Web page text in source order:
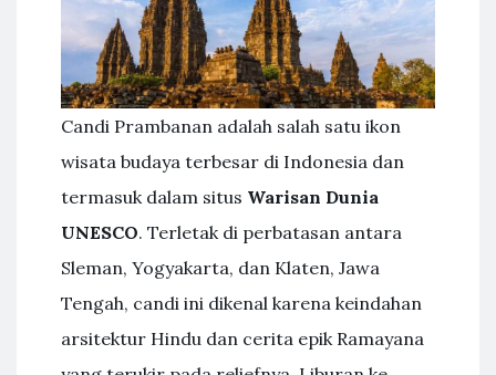
Candi Prambanan adalah salah satu ikon
wisata budaya terbesar di Indonesia dan
termasuk dalam situs Warisan Dunia
UNESCO. Terletak di perbatasan antara
Sleman, Yogyakarta, dan Klaten, Jawa
Tengah, candi ini dikenal karena keindahan
arsitektur Hindu dan cerita epik Ramayana